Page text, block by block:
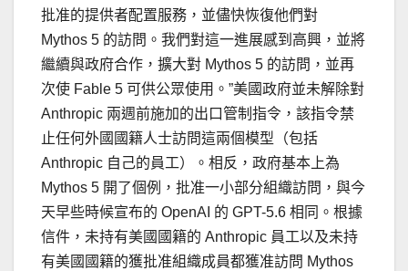
批准的提供者配置服務，並儘快恢復他們對
Mythos 5 的訪問。我們對這一進展感到高興，並將
繼續與政府合作，擴大對 Mythos 5 的訪問，並再
次使 Fable 5 可供公眾使用。”美國政府並未解除對
Anthropic 兩週前施加的出口管制指令，該指令禁
止任何外國國籍人士訪問這兩個模型（包括
Anthropic 自己的員工）。相反，政府基本上為
Mythos 5 開了個例，批准一小部分組織訪問，與今
天早些時候宣布的 OpenAI 的 GPT-5.6 相同。根據
信件，未持有美國國籍的 Anthropic 員工以及未持
有美國國籍的獲批准組織成員都獲准訪問 Mythos